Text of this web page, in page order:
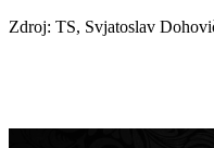
Zdroj: TS, Svjatoslav